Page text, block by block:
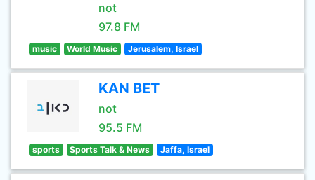
not
97.8 FM
music World Music Jerusalem, Israel
KAN BET
not
95.5 FM
sports Sports Talk & News Jaffa, Israel